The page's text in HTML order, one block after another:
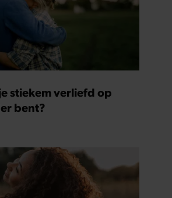
stiekem verliefd op
bent?